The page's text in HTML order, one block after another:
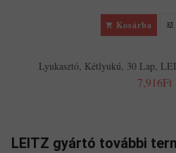
Kosárba
Lyukasztó, Kétlyukú, 30 Lap,
7,916Ft
LEITZ gyártó további